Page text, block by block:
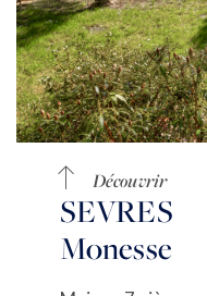
Découvrir
SEVRES
Monesse